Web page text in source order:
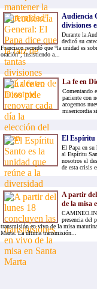
Audiencia
divisiones
Durante la
dedicó su
Francisco recordó que “la unidad es
oración”, insistiendo a...
La fe en
Comentando
paciente con
acogernos
misericordia
El Espíritu
El Papa en
al Espíritu
nosotros el
de esta crisis
A partir del
de la misa
presencia del
transmisión en vivo de la misa
Marta. La última transmisión...